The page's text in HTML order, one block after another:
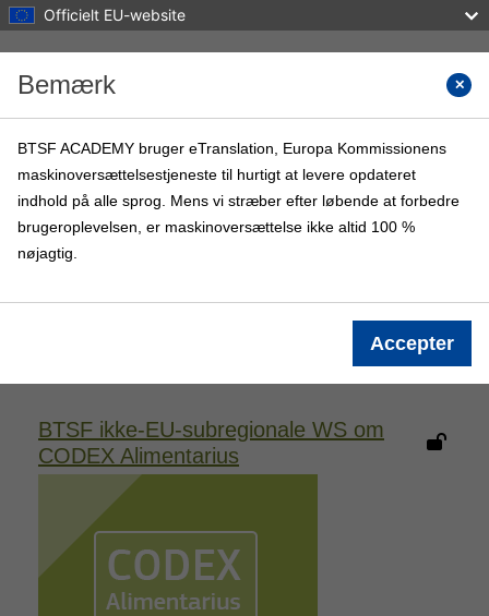
Officielt EU-website
Søg i
BTSF ACADEMY
Hjem BTSF-kurser Info
BTSF ikke-EU-subregionale WS om
CODEX Alimentarius
Bemærk
BTSF ACADEMY bruger eTranslation, Europa Kommissionens
maskinoversættelsestjeneste til hurtigt at levere opdateret
indhold på alle sprog. Mens vi stræber efter løbende at forbedre
brugeroplevelsen, er maskinoversættelse ikke altid 100 %
nøjagtig.
Accepter